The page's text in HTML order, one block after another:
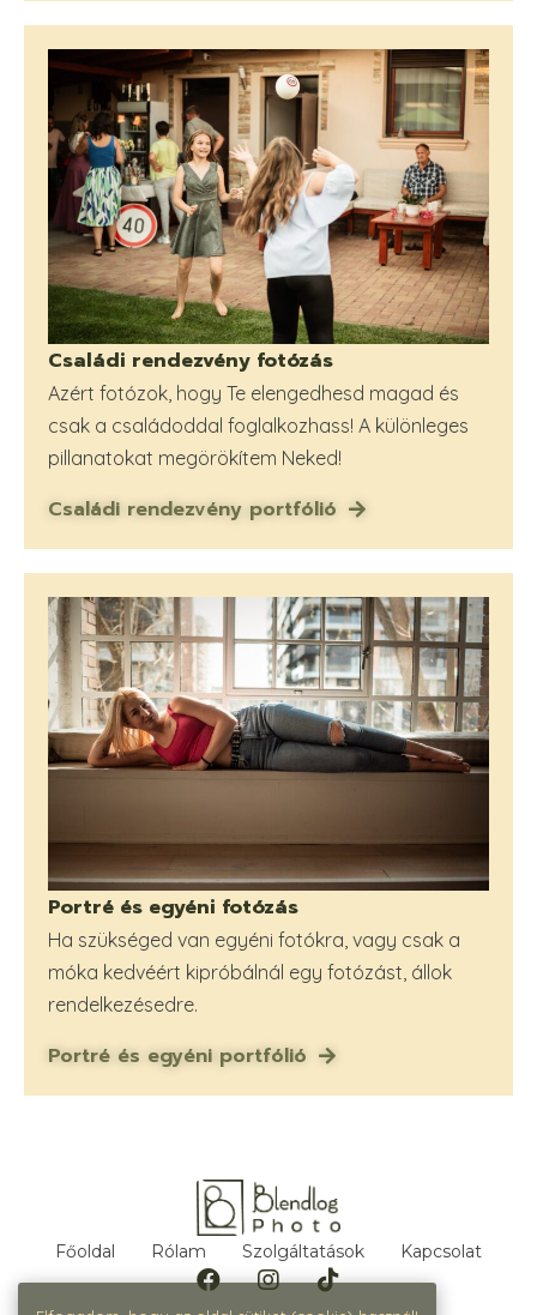
Családi rendezvény fotózás
Azért fotózok, hogy Te elengedhesd magad és
csak a családoddal foglalkozhass! A különleges
pillanatokat megörökítem Neked!
Családi rendezvény portfólió
Portré és egyéni fotózás
Ha szükséged van egyéni fotókra, vagy csak a
móka kedvéért kipróbálnál egy fotózást, állok
rendelkezésedre.
Portré és egyéni portfólió
Főoldal Rólam Szolgáltatások Kapcsolat